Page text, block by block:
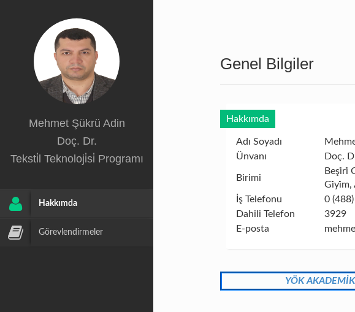
Mehmet Şükrü Adin
Doç. Dr.
Teksti̇l Teknoloji̇si̇ Programı
Hakkımda
Görevlendirmeler
Genel Bilgiler
Hakkımda
Adı Soyadı
Ünvanı
Doç.
Birimi
Beşi̇ri̇
Gi̇yi̇m,
İş Telefonu
0
Dahili Telefon
3929
E-posta
YÖK